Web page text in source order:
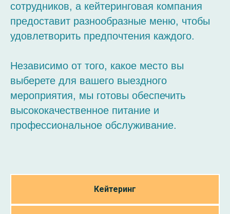
сотрудников, а кейтеринговая компания
предоставит разнообразные меню, чтобы
удовлетворить предпочтения каждого.
Независимо от того, какое место вы
выберете для вашего выездного
мероприятия, мы готовы обеспечить
высококачественное питание и
профессиональное обслуживание.
Кейтеринг